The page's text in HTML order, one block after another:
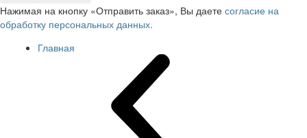
Нажимая на кнопку «Отправить заказ», Вы даете согласие на
обработку персональных данных.
Главная